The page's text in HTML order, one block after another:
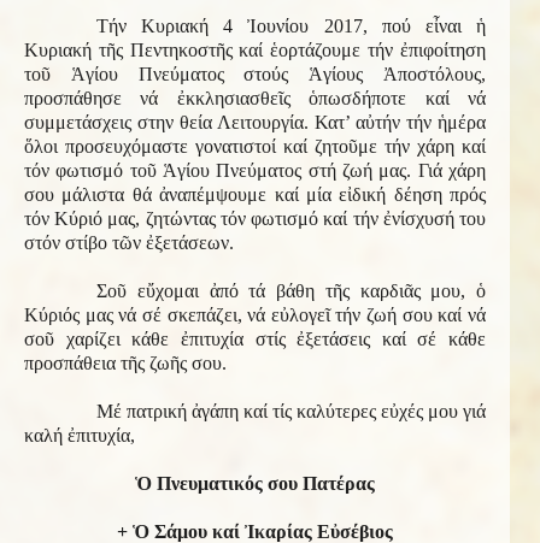
Τήν Κυριακή 4 Ἰουνίου 2017, πού εἶναι ἡ
Κυριακή τῆς Πεντηκοστῆς καί ἑορτάζουμε τήν ἐπιφοίτηση
τοῦ Ἁγίου Πνεύματος στούς Ἁγίους Ἀποστόλους,
προσπάθησε νά ἐκκλησιασθεῖς ὁπωσδήποτε καί νά
συμμετάσχεις στην θεία Λειτουργία. Κατ’ αὐτήν τήν ἡμέρα
ὅλοι προσευχόμαστε γονατιστοί καί ζητοῦμε τήν χάρη καί
τόν φωτισμό τοῦ Ἁγίου Πνεύματος στή ζωή μας. Γιά χάρη
σου μάλιστα θά ἀναπέμψουμε καί μία εἰδική δέηση πρός
τόν Κύριό μας, ζητώντας τόν φωτισμό καί τήν ἐνίσχυσή του
στόν στίβο τῶν ἐξετάσεων.
Σοῦ εὔχομαι ἀπό τά βάθη τῆς καρδιᾶς μου, ὁ
Κύριός μας νά σέ σκεπάζει, νά εὐλογεῖ τήν ζωή σου καί νά
σοῦ χαρίζει κάθε ἐπιτυχία στίς ἐξετάσεις καί σέ κάθε
προσπάθεια τῆς ζωῆς σου.
Μέ πατρική ἀγάπη καί τίς καλύτερες εὐχές μου γιά
καλή ἐπιτυχία,
Ὁ Πνευματικός σου Πατέρας
+ Ὁ Σάμου καί Ἰκαρίας Εὐσέβιος